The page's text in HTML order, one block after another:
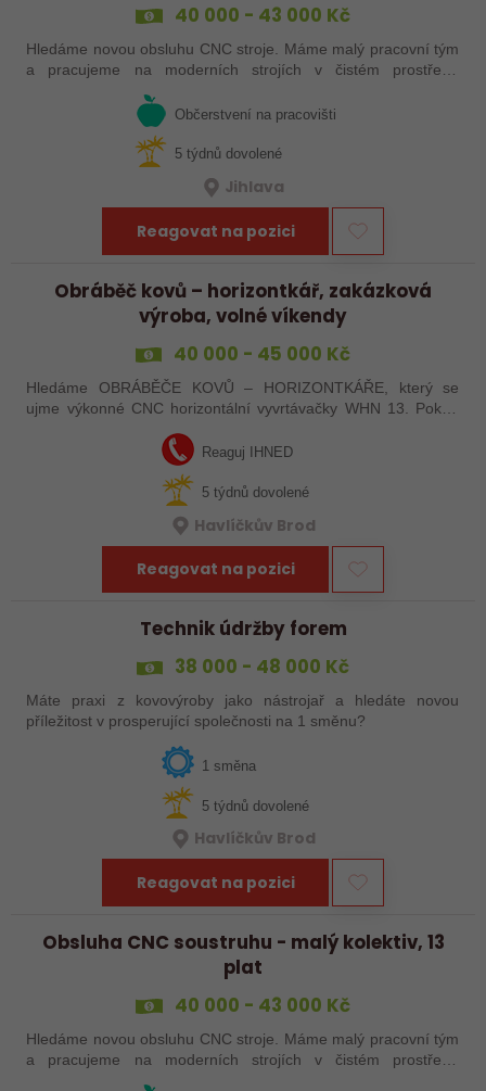
40 000 - 43 000 Kč
Hledáme novou obsluhu CNC stroje. Máme malý pracovní tým
a pracujeme na moderních strojích v čistém prostředí.
Pracovistě cca 5 km od Jihlavy = ŘP sk.B .
Občerstvení na pracovišti
5 týdnů dovolené
Jihlava
Reagovat na pozici
Obráběč kovů – horizontkář, zakázková
výroba, volné víkendy
40 000 - 45 000 Kč
Hledáme OBRÁBĚČE KOVŮ – HORIZONTKÁŘE, který se
ujme výkonné CNC horizontální vyvrtávačky WHN 13. Pokud
Heindenhain, tak jste pro nás ideální kandidát…
Reaguj IHNED
5 týdnů dovolené
Havlíčkův Brod
Reagovat na pozici
Technik údržby forem
38 000 - 48 000 Kč
Máte praxi z kovovýroby jako nástrojař a hledáte novou
příležitost v prosperující společnosti na 1 směnu?
1 směna
5 týdnů dovolené
Havlíčkův Brod
Reagovat na pozici
Obsluha CNC soustruhu - malý kolektiv, 13
plat
40 000 - 43 000 Kč
Hledáme novou obsluhu CNC stroje. Máme malý pracovní tým
a pracujeme na moderních strojích v čistém prostředí.